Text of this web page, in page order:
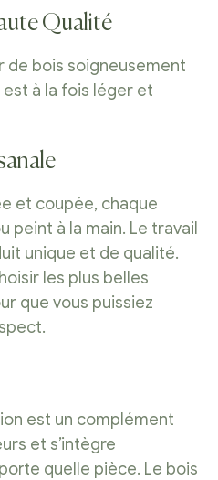
Qualité
bois soigneusement
à la fois léger et
et coupée, chaque
à la main. Le travail
unique et de qualité.
les plus belles
que vous puissiez
est un complément
et s’intègre
quelle pièce. Le bois